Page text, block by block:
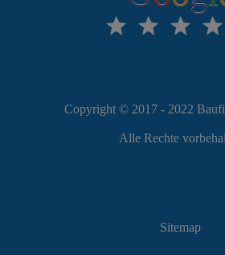
Copyright © 2017 - 2022
Alle Rechte
Sitemap